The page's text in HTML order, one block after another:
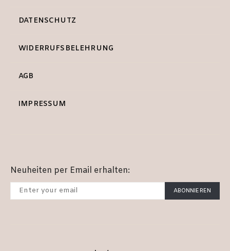
DATENSCHUTZ
WIDERRUFSBELEHRUNG
AGB
IMPRESSUM
Neuheiten per Email erhalten:
ABONNIEREN